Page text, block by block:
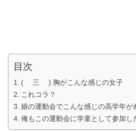
目次
( 三 ) 胸がこんな感じの女子
これコラ？
娘の運動会でこんな感じの高学年が
俺もこの運動会に学童として参加し